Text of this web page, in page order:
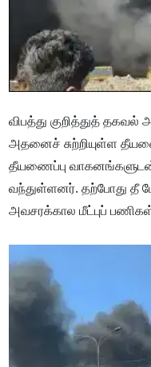
விபத்து குறித்துத்
அதனைச் சுற்றியுள்ள
தீயணைப்பு வாகனங்களுடன்
வந்துள்ளனர். தற்போது தீ
அவசரக்கால மீட்புப்